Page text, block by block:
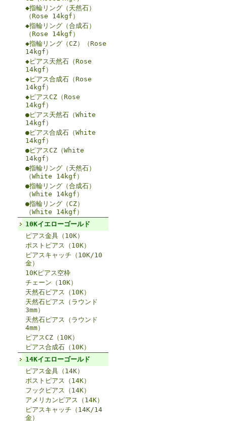
◆指輪リング（天然石）
（Rose 14kgf）
◆指輪リング（合成石）
（Rose 14kgf）
◆指輪リング（CZ）（Rose
14kgf）
◆ピアス天然石（Rose
14kgf）
◆ピアス合成石（Rose
14kgf）
◆ピアスCZ（Rose
14kgf）
●ピアス天然石（White
14kgf）
●ピアス合成石（White
14kgf）
●ピアスCZ（White
14kgf）
●指輪リング（天然石）
（White 14kgf）
●指輪リング（合成石）
（White 14kgf）
●指輪リング（CZ）
（White 14kgf）
10Kイエローゴールド
ピアス金具（10K）
ポストピアス（10K）
ピアスキャッチ（10K/10
金）
10Kピアス空枠
チェーン（10K）
天然石ピアス（10K）
天然石ピアス（ラウンド
3mm）
天然石ピアス（ラウンド
4mm）
ピアスCZ（10K）
ピアス合成石（10K）
14Kイエローゴールド
ピアス金具（14K）
ポストピアス（14K）
フックピアス（14K）
アメリカンピアス（14K）
ピアスキャッチ（14K/14
金）